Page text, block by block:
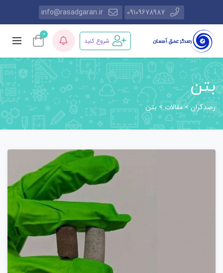
09109678987
info@rasadgaran.ir
شروع کنید
0
بتن
رصدگران>مقالات> بتن